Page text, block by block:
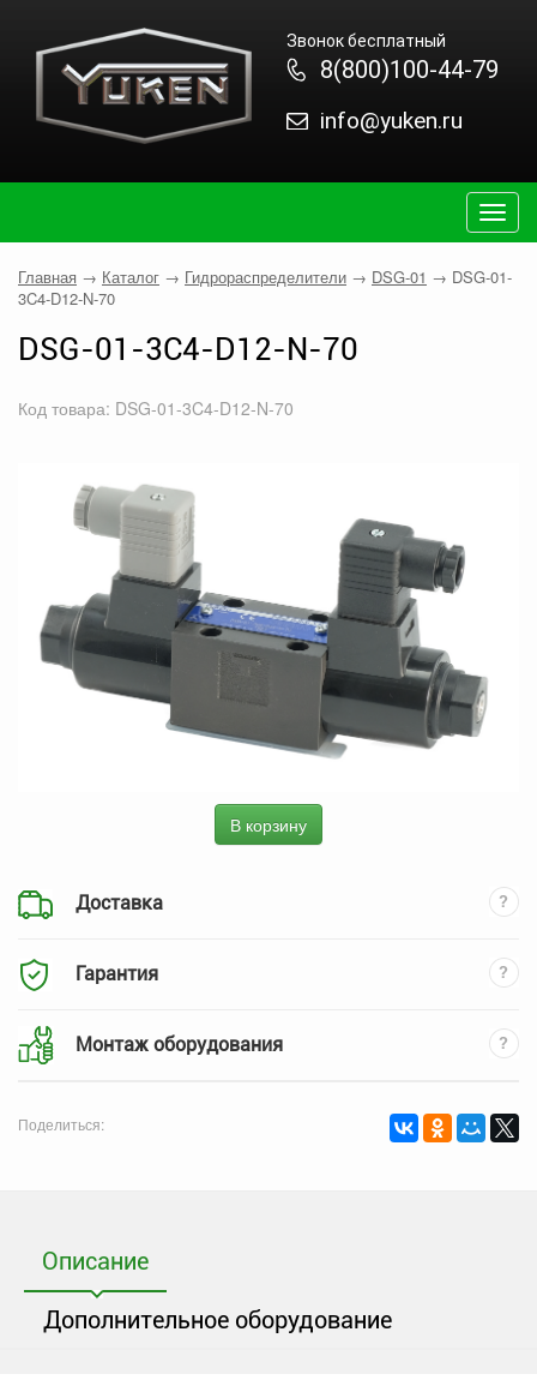
Звонок бесплатный
8(800)100-44-79
info@yuken.ru
Главная → Каталог → Гидрораспределители → DSG-01 → DSG-01-
3C4-D12-N-70
DSG-01-3C4-D12-N-70
Код товара: DSG-01-3C4-D12-N-70
В корзину
Доставка
Гарантия
Монтаж оборудования
Поделиться:
Описание
Дополнительное оборудование